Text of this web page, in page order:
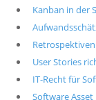
Kanban in der
User Stories
IT-Recht für
Software